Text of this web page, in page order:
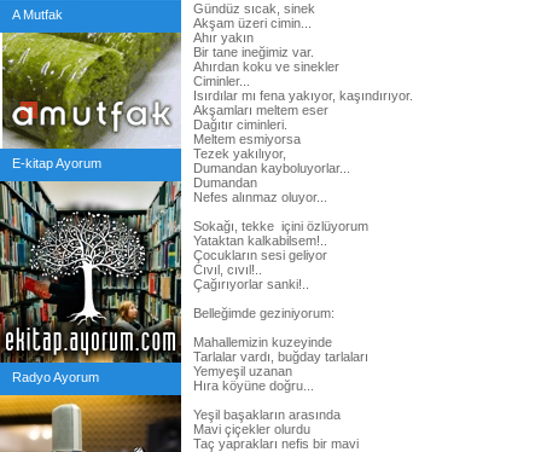
A Mutfak
E-kitap Ayorum
Radyo Ayorum
Gündüz sıcak, sinek
Akşam üzeri cimin...
Ahır yakın
Bir tane ineğimiz var.
Ahırdan koku ve sinekler
Ciminler...
Isırdılar mı fena yakıyor, kaşındırıyor.
Akşamları meltem eser
Dağıtır ciminleri.
Meltem esmiyorsa
Tezek yakılıyor,
Dumandan kayboluyorlar...
Dumandan
Nefes alınmaz oluyor...
Sokağı, tekke içini özlüyorum
Yataktan kalkabilsem!..
Çocukların sesi geliyor
Cıvıl, cıvıl!..
Çağırıyorlar sanki!..
Belleğimde geziniyorum:
Mahallemizin kuzeyinde
Tarlalar vardı, buğday tarlaları
Yemyeşil uzanan
Hıra köyüne doğru...
Yeşil başakların arasında
Mavi çiçekler olurdu
Taç yaprakları nefis bir mavi